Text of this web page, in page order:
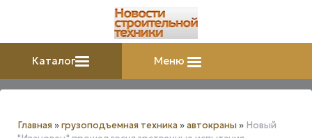
Каталог Меню
Главная »грузоподъемная техника »автокраны » Новый